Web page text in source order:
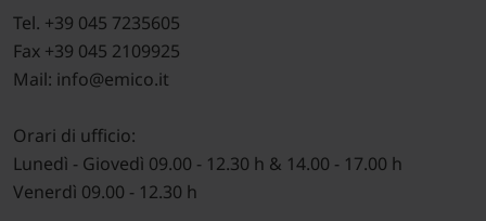
Tel. +39 045 7235605
Fax +39 045 2109925
Mail: info@emico.it
Orari di ufficio:
Lunedì - Giovedì 09.00 - 12.30 h & 14.00 - 17.00 h
Venerdì 09.00 - 12.30 h